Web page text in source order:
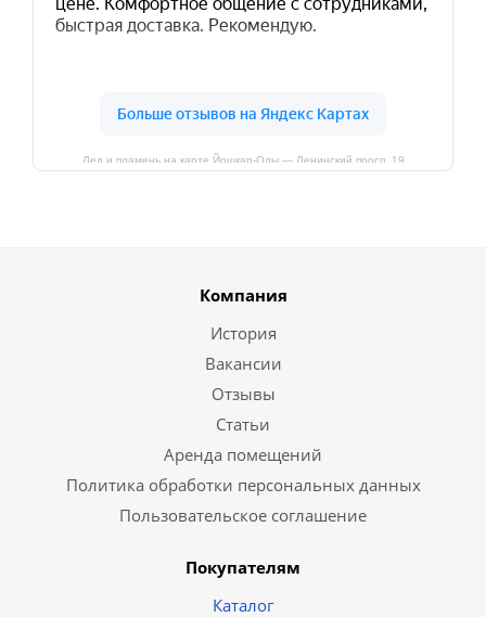
Лед и пламень на карте Йошкар‑Олы — Ленинский просп.,19
Компания
История
Вакансии
Отзывы
Статьи
Аренда помещений
Политика обработки персональных данных
Пользовательское соглашение
Покупателям
Каталог